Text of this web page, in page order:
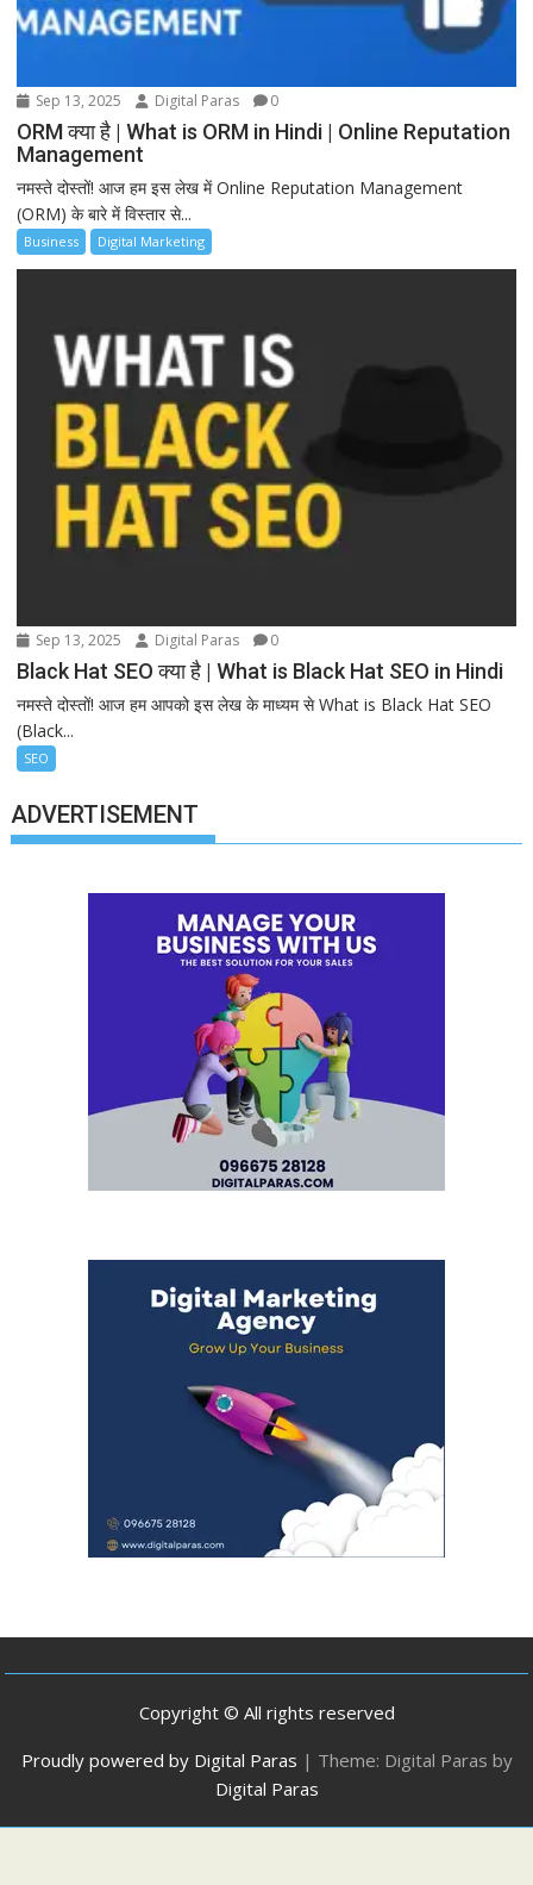
Sep 13, 2025 Digital Paras 0
ORM क्या है | What is ORM in Hindi | Online Reputation
Management
नमस्ते दोस्तों! आज हम इस लेख में Online Reputation Management
(ORM) के बारे में विस्तार से...
Business Digital Marketing
Sep 13, 2025 Digital Paras 0
Black Hat SEO क्या है | What is Black Hat SEO in Hindi
नमस्ते दोस्तों! आज हम आपको इस लेख के माध्यम से What is Black Hat SEO
(Black...
SEO
ADVERTISEMENT
Copyright © All rights reserved
Proudly powered by Digital Paras | Theme: Digital Paras by
Digital Paras